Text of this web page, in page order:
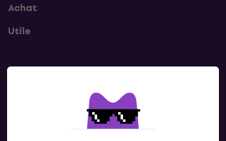
Achat
Utile
Contacte nous